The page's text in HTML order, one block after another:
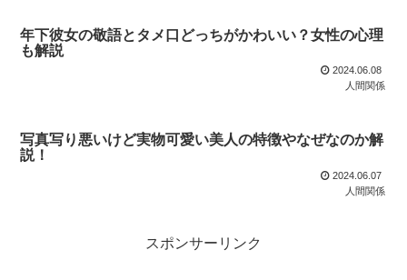
年下彼女の敬語とタメ口どっちがかわいい？女性の心理
も解説
2024.06.08
人間関係
写真写り悪いけど実物可愛い美人の特徴やなぜなのか解
説！
2024.06.07
人間関係
スポンサーリンク